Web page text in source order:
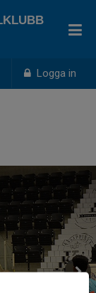
Logga in